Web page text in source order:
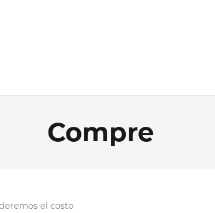
Compre
el costo